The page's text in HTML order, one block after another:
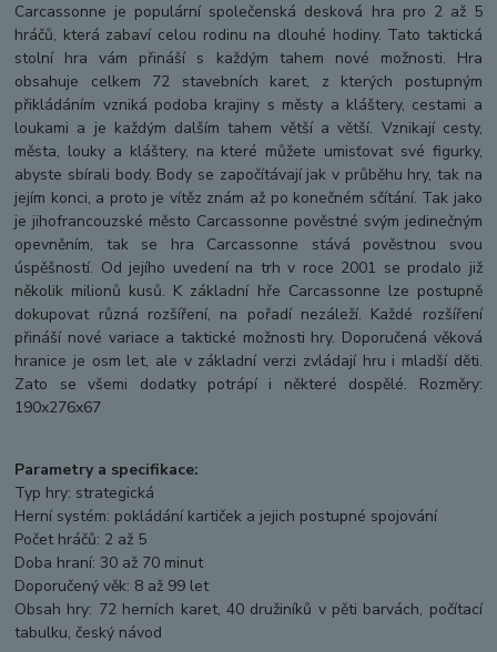
Carcassonne je populární společenská desková hra pro 2 až 5
hráčů, která zabaví celou rodinu na dlouhé hodiny. Tato taktická
stolní hra vám přináší s každým tahem nové možnosti. Hra
obsahuje celkem 72 stavebních karet, z kterých postupným
přikládáním vzniká podoba krajiny s městy a kláštery, cestami a
loukami a je každým dalším tahem větší a větší. Vznikají cesty,
města, louky a kláštery, na které můžete umisťovat své figurky,
abyste sbírali body. Body se započítávají jak v průběhu hry, tak na
jejím konci, a proto je vítěz znám až po konečném sčítání. Tak jako
je jihofrancouzské město Carcassonne pověstné svým jedinečným
opevněním, tak se hra Carcassonne stává pověstnou svou
úspěšností. Od jejího uvedení na trh v roce 2001 se prodalo již
několik milionů kusů. K základní hře Carcassonne lze postupně
dokupovat různá rozšíření, na pořadí nezáleží. Každé rozšíření
přináší nové variace a taktické možnosti hry. Doporučená věková
hranice je osm let, ale v základní verzi zvládají hru i mladší děti.
Zato se všemi dodatky potrápí i některé dospělé. Rozměry:
190x276x67
Parametry a specifikace:
Typ hry: strategická
Herní systém: pokládání kartiček a jejich postupné spojování
Počet hráčů: 2 až 5
Doba hraní: 30 až 70 minut
Doporučený věk: 8 až 99 let
Obsah hry: 72 herních karet, 40 družiníků v pěti barvách, počítací
tabulku, český návod